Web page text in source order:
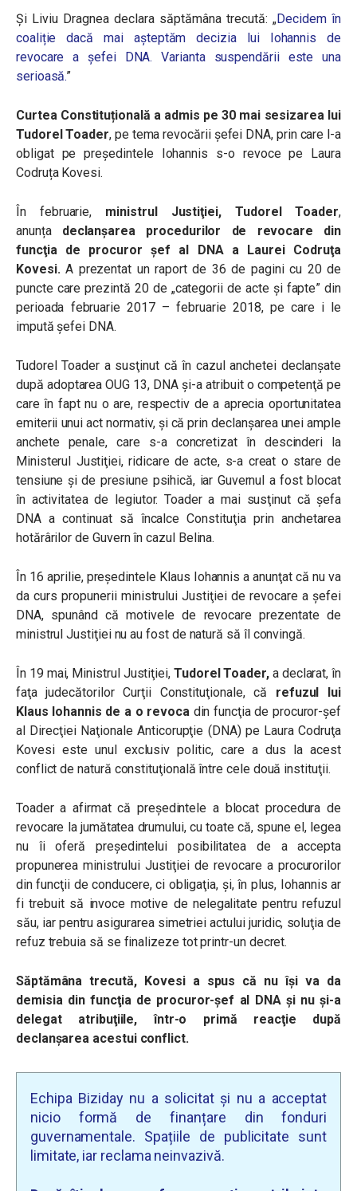
Și Liviu Dragnea declara săptămâna trecută: „Decidem în
coaliție dacă mai așteptăm decizia lui Iohannis de
revocare a șefei DNA. Varianta suspendării este una
serioasă.”
Curtea Constituțională a admis pe 30 mai sesizarea lui
Tudorel Toader, pe tema revocării șefei DNA, prin care l-a
obligat pe președintele Iohannis s-o revoce pe Laura
Codruța Kovesi.
În februarie, ministrul Justiţiei, Tudorel Toader,
anunța declanşarea procedurilor de revocare din
funcţia de procuror şef al DNA a Laurei Codruţa
Kovesi.A prezentat un raport de 36 de pagini cu 20 de
puncte care prezintă 20 de „categorii de acte şi fapte” din
perioada februarie 2017 – februarie 2018, pe care i le
impută şefei DNA.
Tudorel Toader a susţinut că în cazul anchetei declanşate
după adoptarea OUG 13, DNA şi-a atribuit o competenţă pe
care în fapt nu o are, respectiv de a aprecia oportunitatea
emiterii unui act normativ, şi că prin declanşarea unei ample
anchete penale, care s-a concretizat în descinderi la
Ministerul Justiţiei, ridicare de acte, s-a creat o stare de
tensiune şi de presiune psihică, iar Guvernul a fost blocat
în activitatea de legiutor. Toader a mai susţinut că şefa
DNA a continuat să încalce Constituţia prin anchetarea
hotărârilor de Guvern în cazul Belina.
În 16 aprilie, preşedintele Klaus Iohannis a anunţat că nu va
da curs propunerii ministrului Justiţiei de revocare a şefei
DNA, spunând că motivele de revocare prezentate de
ministrul Justiţiei nu au fost de natură să îl convingă.
În 19 mai, Ministrul Justiţiei, Tudorel Toader,a declarat, în
faţa judecătorilor Curţii Constituţionale, că refuzul lui
Klaus Iohannis de a o revocadin funcţia de procuror-şef
al Direcţiei Naţionale Anticorupţie (DNA) pe Laura Codruţa
Kovesi este unul exclusiv politic, care a dus la acest
conflict de natură constituţională între cele două instituţii.
Toader a afirmat că preşedintele a blocat procedura de
revocare la jumătatea drumului, cu toate că, spune el, legea
nu îi oferă preşedintelui posibilitatea de a accepta
propunerea ministrului Justiţiei de revocare a procurorilor
din funcţii de conducere, ci obligaţia, şi, în plus, Iohannis ar
fi trebuit să invoce motive de nelegalitate pentru refuzul
său, iar pentru asigurarea simetriei actului juridic, soluţia de
refuz trebuia să se finalizeze tot printr-un decret.
Săptămâna trecută, Kovesi a spus că nu îşi va da
demisia din funcţia de procuror-şef al DNA şi nu şi-a
delegat atribuţiile, într-o primă reacţie după
declanşarea acestui conflict.
Echipa Biziday nu a solicitat și nu a acceptat
nicio formă de finanțare din fonduri
guvernamentale. Spațiile de publicitate sunt
limitate, iar reclama neinvazivă.